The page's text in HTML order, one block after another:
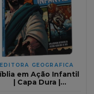
EDITORA GEOGRAFICA
em Ação Infantil
| Capa Dura |